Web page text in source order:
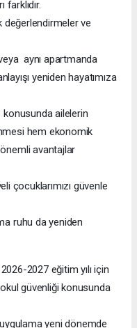
değerlendirmeler ve
aynı apartmanda
yeniden hayatımıza
konusunda ailelerin
hem ekonomik
önemli avantajlar
çocuklarımızı güvenle
ruhu da yeniden
2027 eğitim yılı için
güvenliği konusunda
yeni dönemde